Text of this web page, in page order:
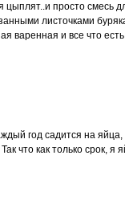
цыплят..и просто смесь
листочками
варенная и все что
год садится на
что как только срок, я